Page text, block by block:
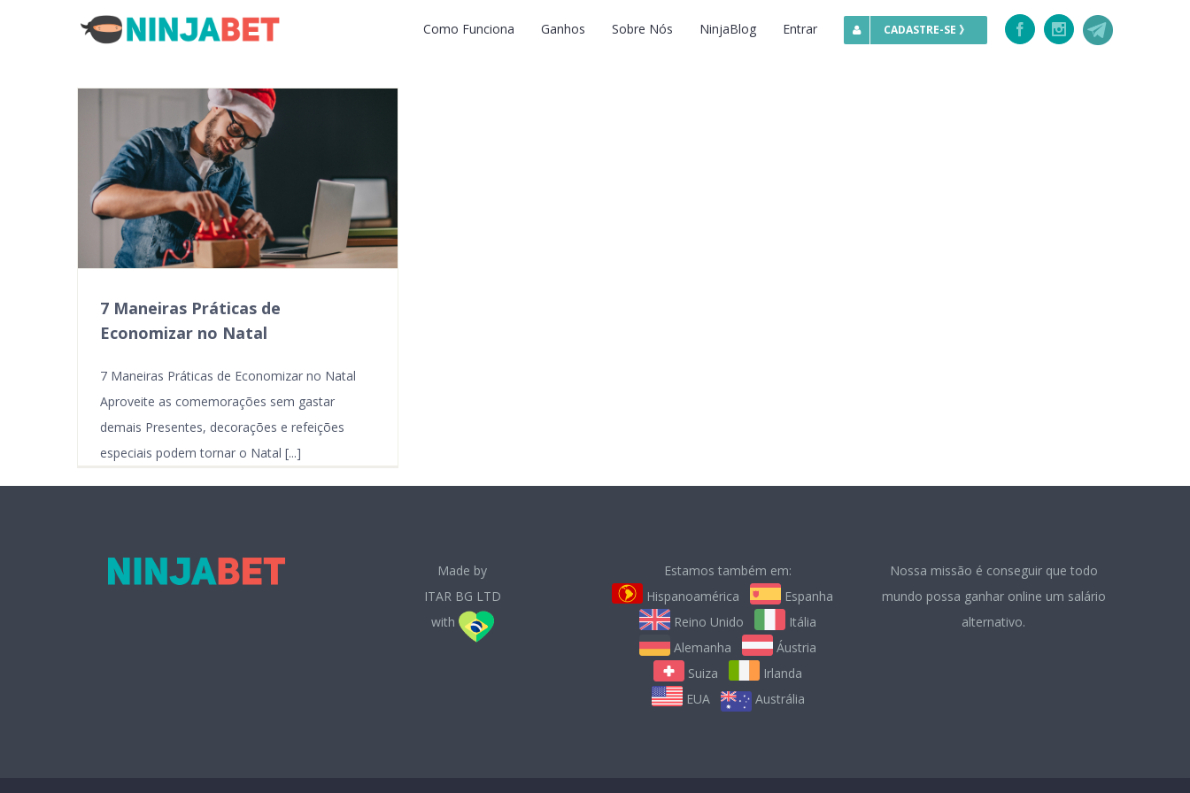
FacebookInstagram
Como Funciona Ganhos Sobre Nós NinjaBlog Entrar CADASTRE-SE 》
7 Maneiras Práticas de
Economizar no Natal
7 Maneiras Práticas de Economizar no Natal
Aproveite as comemorações sem gastar
demais Presentes, decorações e refeições
especiais podem tornar o Natal [...]
Made by
ITAR BG LTD
with
Estamos também em:
Hispanoamérica
Espanha
Reino Unido
Itália
Alemanha
Áustria
Suiza
Irlanda
EUA
Austrália
Nossa missão é conseguir que todo
mundo possa ganhar online um salário
alternativo.